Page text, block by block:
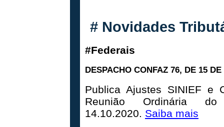
# Novidades
#Federais
DESPACHO CONFAZ 76, DE 15
Publica Ajustes SINIEF e
Reunião Ordinária
14.10.2020. Saiba mais